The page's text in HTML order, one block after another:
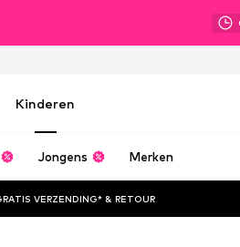
Kinderen
Jongens Merken
VERZENDING* & RETOUR